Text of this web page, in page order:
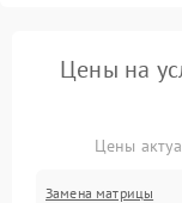
Цены на
Цены
Замена матрицы